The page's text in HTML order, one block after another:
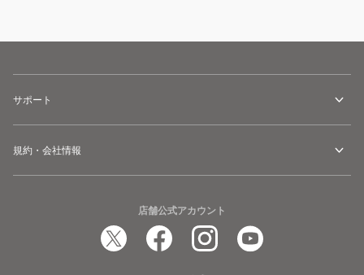
サポート
規約・会社情報
店舗公式アカウント